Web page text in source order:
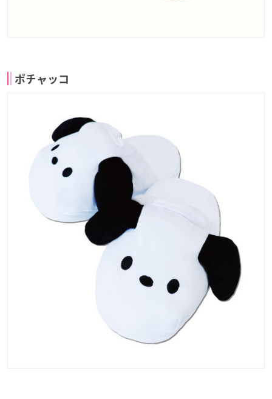
ポチャッコ